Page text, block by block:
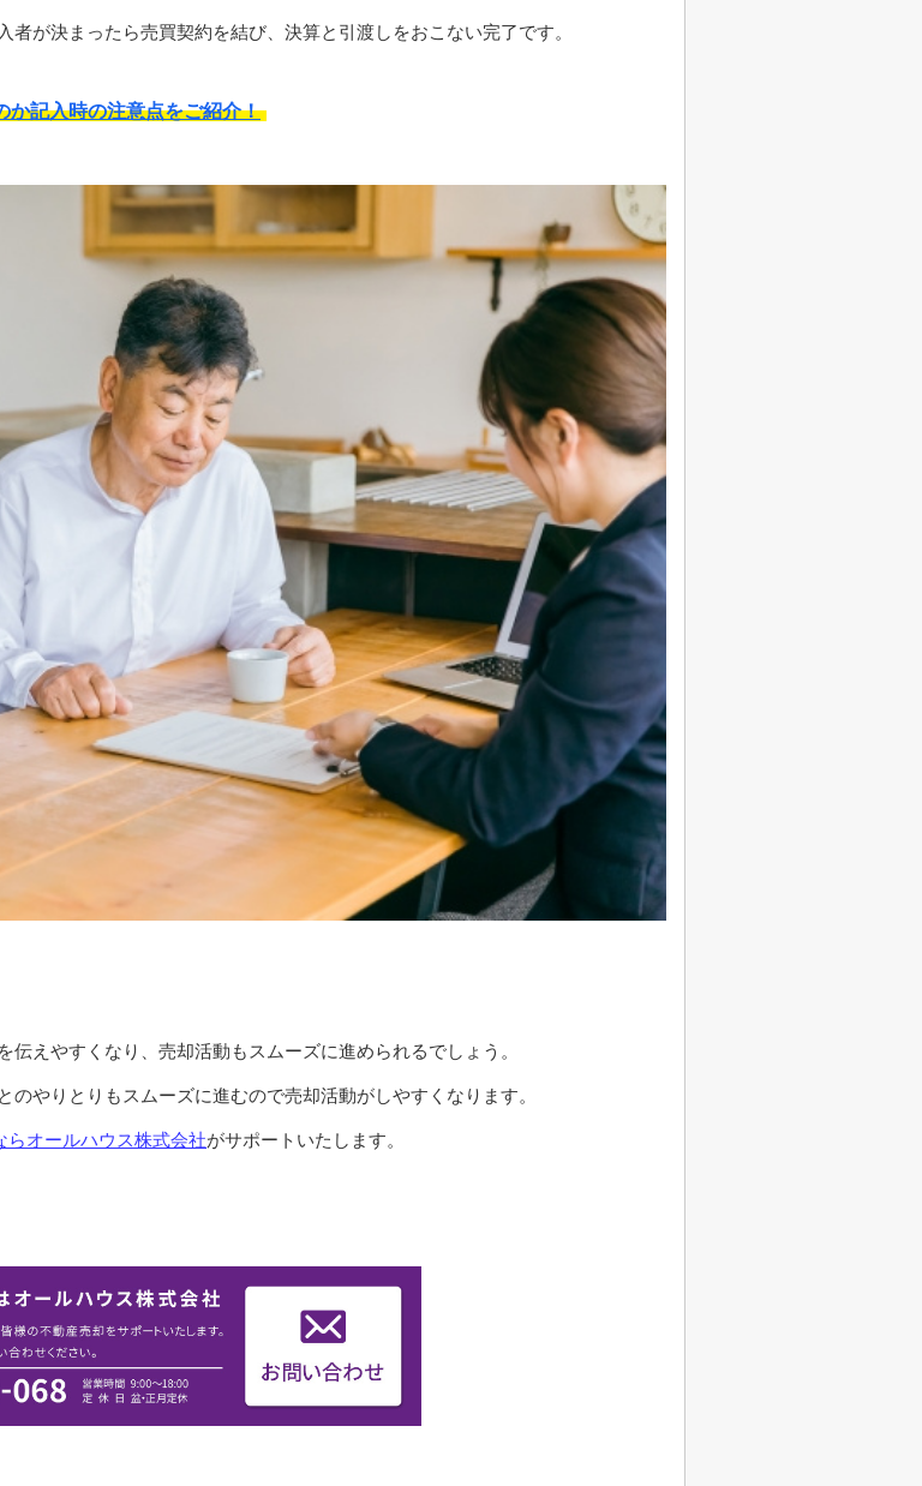
が決まったら売買契約を結び、決算と引渡しをおこない完了です。
か記入時の注意点をご紹介！
えやすくなり、売却活動もスムーズに進められるでしょう。
やりとりもスムーズに進むので売却活動がしやすくなります。
らオールハウス株式会社がサポートいたします。